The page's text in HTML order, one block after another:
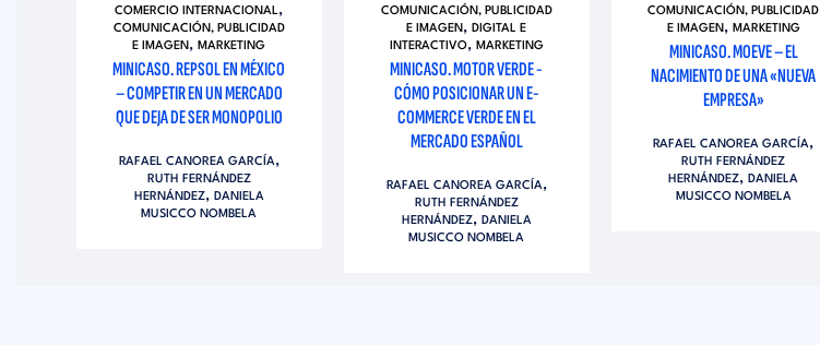
COMERCIO INTERNACIONAL,
COMUNICACIÓN, PUBLICIDAD
E IMAGEN,MARKETING
MINICASO. REPSOL EN MÉXICO
– COMPETIR EN UN MERCADO
QUE DEJA DE SER MONOPOLIO
RAFAEL CANOREA GARCÍA,
RUTH FERNÁNDEZ
HERNÁNDEZ, DANIELA
MUSICCO NOMBELA
COMUNICACIÓN, PUBLICIDAD
E IMAGEN,DIGITAL E
INTERACTIVO, MARKETING
MINICASO. MOTOR VERDE -
CÓMO POSICIONAR UN E-
COMMERCE VERDE EN EL
MERCADO ESPAÑOL
RAFAEL CANOREA GARCÍA,
RUTH FERNÁNDEZ
HERNÁNDEZ, DANIELA
MUSICCO NOMBELA
COMUNICACIÓN, PUBLICIDAD
E IMAGEN, MARKETING
MINICASO. MOEVE – EL
NACIMIENTO DE UNA «NUEVA
EMPRESA»
RAFAEL CANOREA GARCÍA,
RUTH FERNÁNDEZ
HERNÁNDEZ,DANIELA
MUSICCO NOMBELA